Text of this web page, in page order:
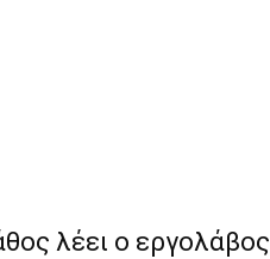
λέει ο εργολάβος